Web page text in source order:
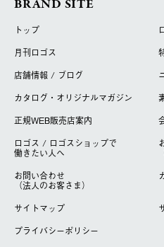
BRAND SITE
トップ
月刊ロゴス
店舗情報 / ブログ
カタログ・オリジナルマガジン
正規WEB販売店案内
ロゴス / ロゴスショップで
働きたい人へ
お問い合わせ
（法人のお客さま）
サイトマップ
プライバシーポリシー